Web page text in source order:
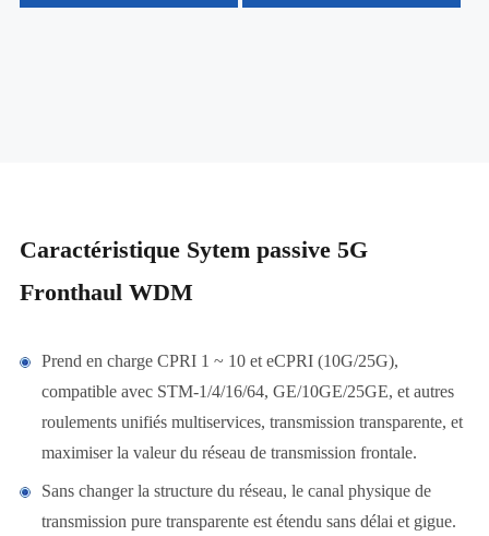
Caractéristique Sytem passive 5G
Fronthaul WDM
Prend en charge CPRI 1 ~ 10 et eCPRI (10G/25G),
compatible avec STM-1/4/16/64, GE/10GE/25GE, et autres
roulements unifiés multiservices, transmission transparente, et
maximiser la valeur du réseau de transmission frontale.
Sans changer la structure du réseau, le canal physique de
transmission pure transparente est étendu sans délai et gigue.